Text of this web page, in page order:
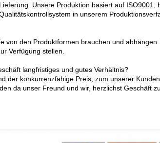
Unsere Produktion basiert auf
in unserem
von den Produktformen brauchen und
Verfügung stellen.
langfristiges und gutes Verhältnis?
der konkurrenzfähige Preis, zum unserer
da unser Freund und wir, herzlichst Geschäft